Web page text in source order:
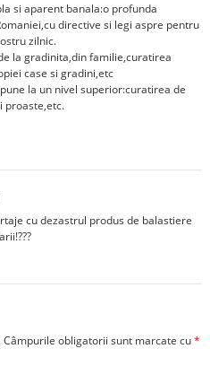
si aparent banala:o profunda
directive si legi aspre pentru
zilnic.
la gradinita,din familie,curatirea
case si gradini,etc
la un nivel superior:curatirea de
proaste,etc.
cu dezastrul produs de balastiere
Câmpurile obligatorii sunt marcate cu*